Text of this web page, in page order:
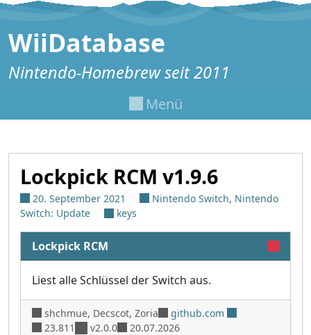
Zum Inhalt springen
WiiDatabase
Nintendo-Homebrew seit 2011
Menü
Lockpick RCM v1.9.6
20. September 2021 Nintendo Switch, Nintendo
Switch: Update
keys
Lockpick RCM
Liest alle Schlüssel der Switch aus.
shchmue, Decscot, Zoria
github.com
23.811
v2.0.0 20.07.2026